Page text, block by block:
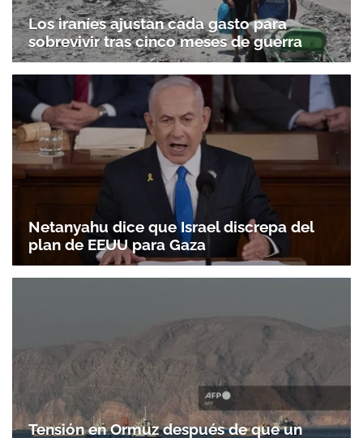
Los iraníes ajustan cada gasto para
sobrevivir tras cinco meses de guerra
Netanyahu dice que Israel discrepa del
plan de EEUU para Gaza
Tensión en Ormuz después de que un